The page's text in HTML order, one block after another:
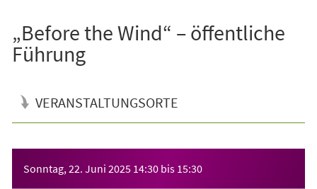
„Before the Wind“ – öffentliche
Führung
VERANSTALTUNGSORTE
Sonntag, 22. Juni 2025 14:30 bis 15:30